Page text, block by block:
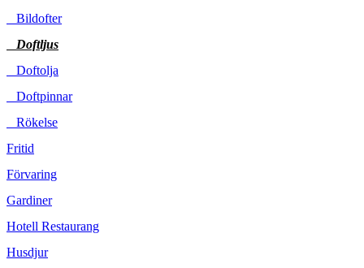
Bildofter
Doftljus
Doftolja
Doftpinnar
Rökelse
Fritid
Förvaring
Gardiner
Hotell Restaurang
Husdjur